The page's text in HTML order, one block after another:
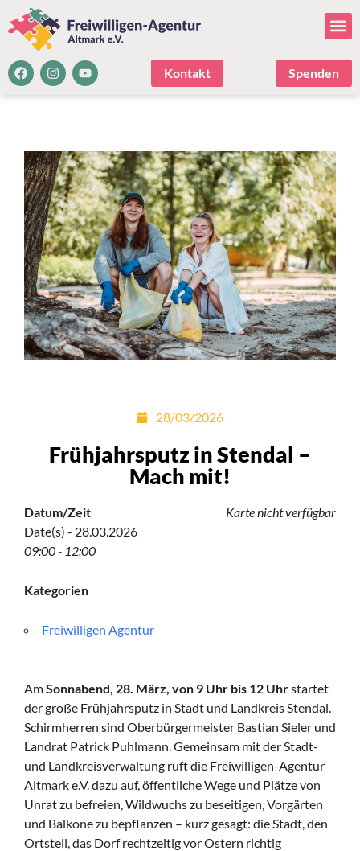
Kontakt Spenden
28/03/2026
Frühjahrsputz in Stendal –
Mach mit!
Karte nicht verfügbar
Datum/Zeit
Date(s) - 28.03.2026
09:00 - 12:00
Kategorien
Freiwilligen Agentur
AmSonnabend, 28. März, von 9 Uhr bis 12 Uhrstartet
der große Frühjahrsputz in Stadt und Landkreis Stendal.
Schirmherren sind Oberbürgermeister Bastian Sieler und
Landrat Patrick Puhlmann. Gemeinsam mit der Stadt-
und Landkreisverwaltung ruft die Freiwilligen-Agentur
Altmark e.V. dazu auf, öffentliche Wege und Plätze von
Unrat zu befreien, Wildwuchs zu beseitigen, Vorgärten
und Balkone zu bepflanzen – kurz gesagt: die Stadt, den
Ortsteil, das Dorf rechtzeitig vor Ostern richtig